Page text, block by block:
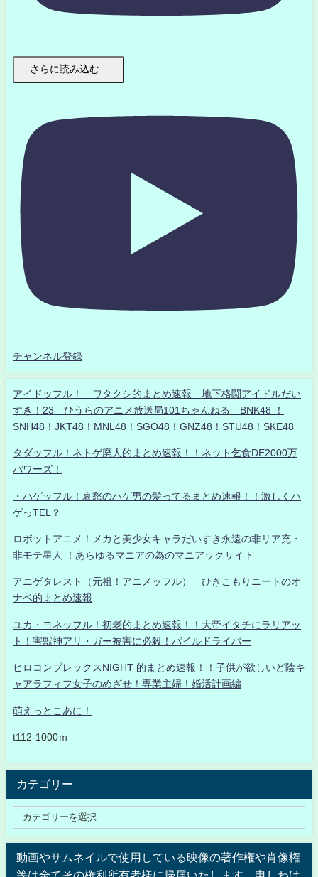
さらに読み込む...
チャンネル登録
アイドッフル！ ワタクシ的まとめ速報 地下格闘アイドルだい
すき！23 ひうらのアニメ放送局101ちゃんねる BNK48 ！
SNH48！JKT48！MNL48！SGO48！GNZ48！STU48！SKE48
タダッフル！ネトゲ廃人的まとめ速報！！ネット乞食DE2000万
パワーズ！
・ハゲッフル！哀愁のハゲ男の髪ってるまとめ速報！！激しくハ
ゲっTEL？
ロボットアニメ！メカと美少女キャラだいすき永遠の非リア充・
非モテ星人 ！あらゆるマニアの為のマニアックサイト
アニゲタレスト（元祖！アニメッフル） ひきこもりニートのオ
ナベ的まとめ速報
ユカ・ヨネッフル！初老的まとめ速報！！大帝イタチにラリアッ
ト！害獣神アリ・ガー被害に必殺！パイルドライバー
ヒロコンプレックスNIGHT 的まとめ速報！！子供が欲しいど陰キ
ャアラフィフ女子のめざせ！専業主婦！婚活計画編
萌えっとこあに！
t112-1000ｍ
カテゴリー
動画やサムネイルで使用している映像の著作権や肖像権